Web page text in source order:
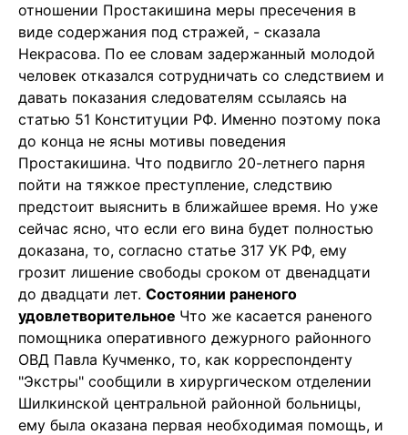
отношении Простакишина меры пресечения в
виде содержания под стражей, - сказала
Некрасова. По ее словам задержанный молодой
человек отказался сотрудничать со следствием и
давать показания следователям ссылаясь на
статью 51 Конституции РФ. Именно поэтому пока
до конца не ясны мотивы поведения
Простакишина. Что подвигло 20-летнего парня
пойти на тяжкое преступление, следствию
предстоит выяснить в ближайшее время. Но уже
сейчас ясно, что если его вина будет полностью
доказана, то, согласно статье 317 УК РФ, ему
грозит лишение свободы сроком от двенадцати
до двадцати лет. Состоянии раненого
удовлетворительное Что же касается раненого
помощника оперативного дежурного районного
ОВД Павла Кучменко, то, как корреспонденту
"Экстры" сообщили в хирургическом отделении
Шилкинской центральной районной больницы,
ему была оказана первая необходимая помощь, и